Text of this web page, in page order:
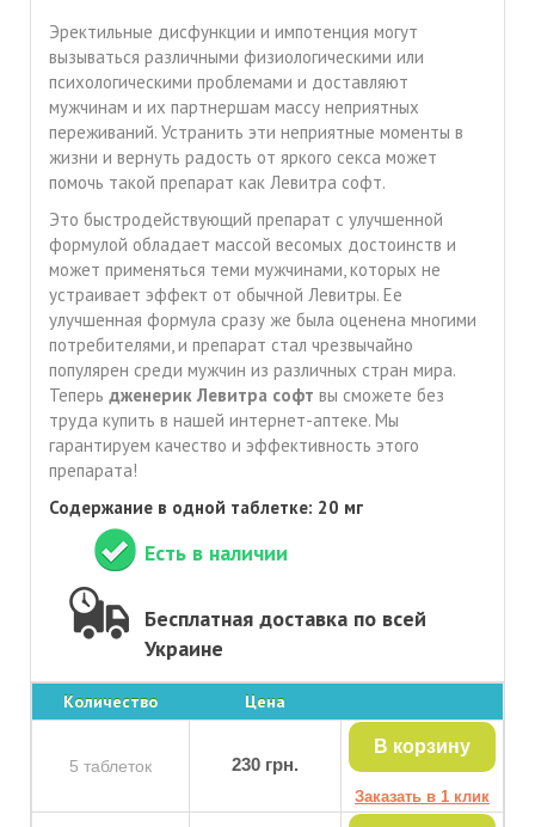
Эректильные дисфункции и импотенция могут
вызываться различными физиологическими или
психологическими проблемами и доставляют
мужчинам и их партнершам массу неприятных
переживаний. Устранить эти неприятные моменты в
жизни и вернуть радость от яркого секса может
помочь такой препарат как Левитра софт.
Это быстродействующий препарат с улучшенной
формулой обладает массой весомых достоинств и
может применяться теми мужчинами, которых не
устраивает эффект от обычной Левитры. Ее
улучшенная формула сразу же была оценена многими
потребителями, и препарат стал чрезвычайно
популярен среди мужчин из различных стран мира.
Теперь дженерик Левитра софт вы сможете без
труда купить в нашей интернет-аптеке. Мы
гарантируем качество и эффективность этого
препарата!
Содержание в одной таблетке: 20 мг
Есть в наличии
Бесплатная доставка по всей
Украине
Количество Цена
5 таблеток 230
В корзину
Заказать в 1 клик